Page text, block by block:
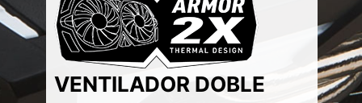
VENTILADOR DOBLE